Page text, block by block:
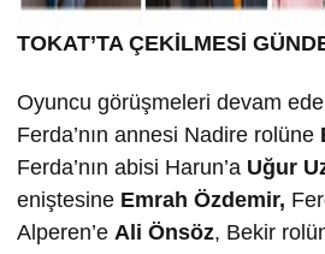
TOKAT’TA ÇEKİLMESİ
Oyuncu görüşmeleri devam
Ferda’nın annesi Nadire rolüne
Ferda’nın abisi Harun’a Uğur
eniştesine Emrah Özdemir,
Alperen’e Ali Önsöz, Bekir